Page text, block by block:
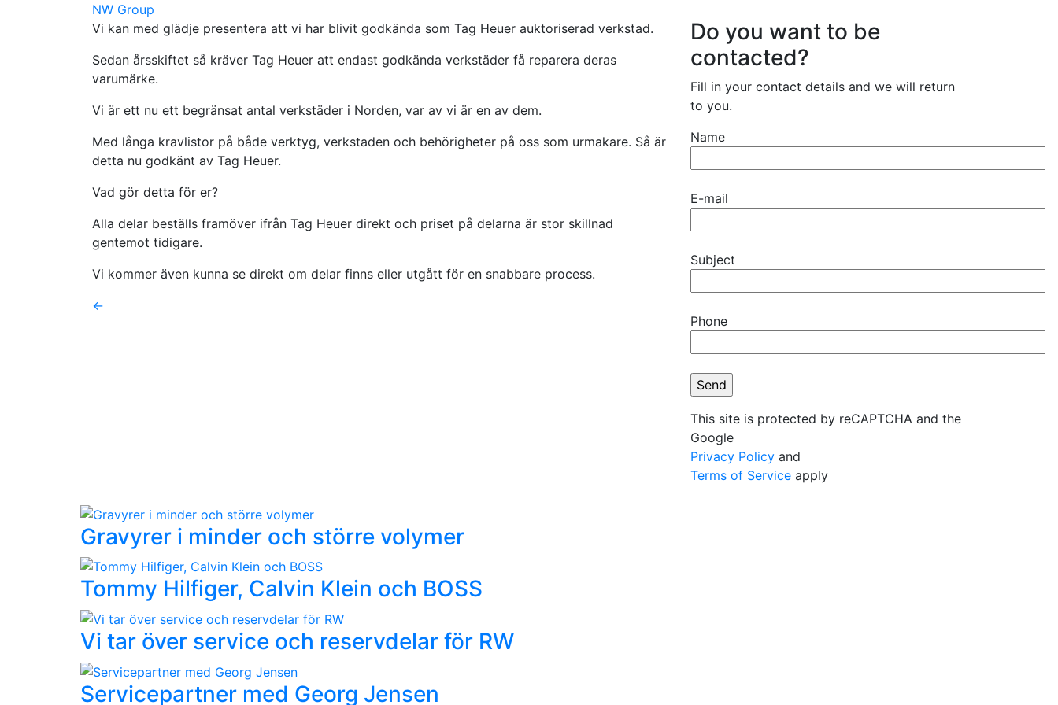
NW Group
Vi kan med glädje presentera att vi har blivit godkända som Tag Heuer auktoriserad verkstad.
Sedan årsskiftet så kräver Tag Heuer att endast godkända verkstäder få reparera deras
varumärke.
Vi är ett nu ett begränsat antal verkstäder i Norden, var av vi är en av dem.
Med långa kravlistor på både verktyg, verkstaden och behörigheter på oss som urmakare. Så är
detta nu godkänt av Tag Heuer.
Vad gör detta för er?
Alla delar beställs framöver ifrån Tag Heuer direkt och priset på delarna är stor skillnad
gentemot tidigare.
Vi kommer även kunna se direkt om delar finns eller utgått för en snabbare process.
←
Do you want to be
contacted?
Fill in your contact details and we will return
to you.
Name
E-mail
Subject
Phone
This site is protected by reCAPTCHA and the
Google
Privacy Policy and
Terms of Service apply
Gravyrer i minder och större volymer
Tommy Hilfiger, Calvin Klein och BOSS
Vi tar över service och reservdelar för RW
Servicepartner med Georg Jensen